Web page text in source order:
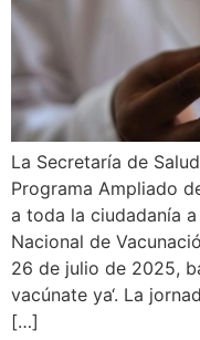
La Secretaría de
Programa Ampliado
a toda la ciudadanía
Nacional de
26 de julio de 2025,
vacúnate ya‘. La
[…]